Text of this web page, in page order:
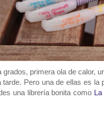
grados, primera ola de calor,
Pero una de ellas es la
una librería bonita como